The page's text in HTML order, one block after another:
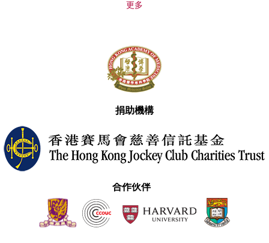
更多
捐助機構
合作伙伴